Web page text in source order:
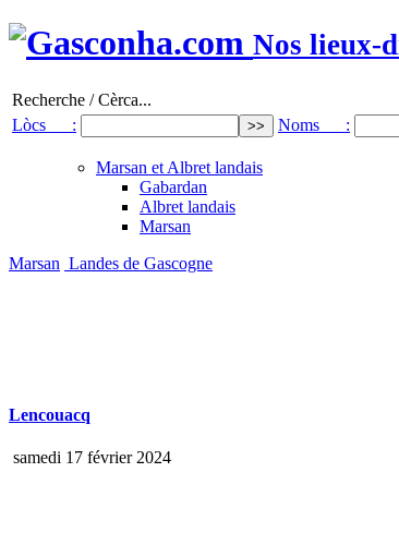
Nos lieux-
Recherche / Cèrca...
Lòcs :
Noms :
Marsan et Albret landais
Gabardan
Albret landais
Marsan
Marsan Landes de Gascogne
Lencouacq
samedi 17 février 2024